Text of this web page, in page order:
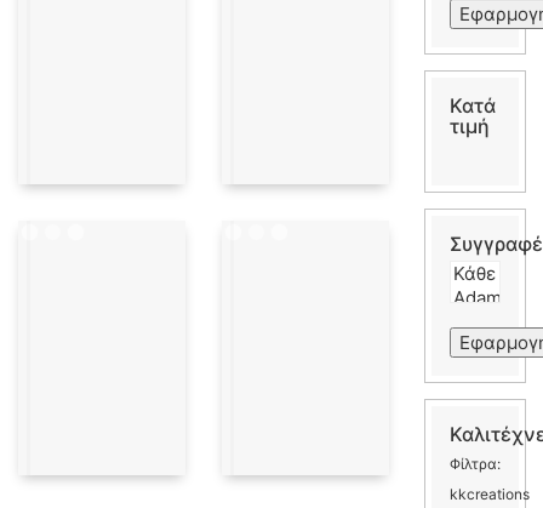
Κατά
τιμή
Φίλτρα:
kkcreations